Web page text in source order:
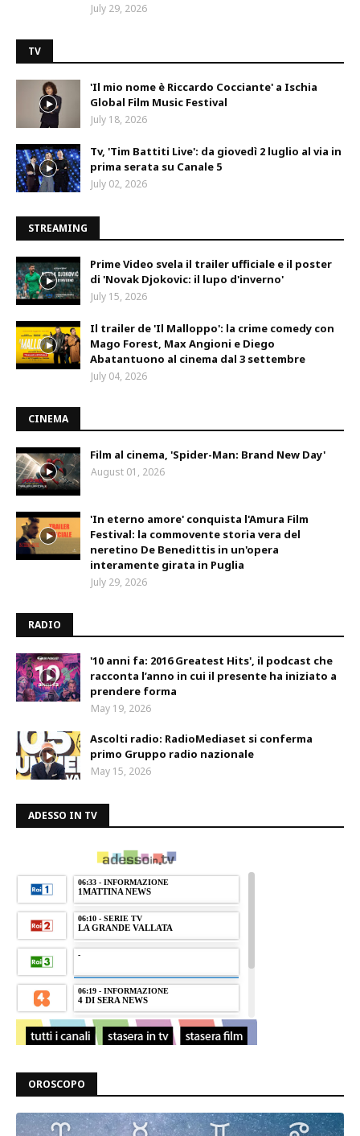
July 29, 2026
TV
'Il mio nome è Riccardo Cocciante' a Ischia
Global Film Music Festival
July 18, 2026
Tv, 'Tim Battiti Live': da giovedì 2 luglio al via in
prima serata su Canale 5
July 02, 2026
STREAMING
Prime Video svela il trailer ufficiale e il poster
di 'Novak Djokovic: il lupo d'inverno'
July 15, 2026
Il trailer de 'Il Malloppo': la crime comedy con
Mago Forest, Max Angioni e Diego
Abatantuono al cinema dal 3 settembre
July 04, 2026
CINEMA
Film al cinema, 'Spider-Man: Brand New Day'
August 01, 2026
'In eterno amore' conquista l'Amura Film
Festival: la commovente storia vera del
neretino De Benedittis in un'opera
interamente girata in Puglia
July 29, 2026
RADIO
'10 anni fa: 2016 Greatest Hits', il podcast che
racconta l’anno in cui il presente ha iniziato a
prendere forma
May 19, 2026
Ascolti radio: RadioMediaset si conferma
primo Gruppo radio nazionale
May 15, 2026
ADESSO IN TV
OROSCOPO